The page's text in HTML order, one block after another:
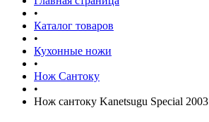
•
Каталог товаров
•
Кухонные ножи
•
Нож Сантоку
•
Нож сантоку Kanetsugu Special 2003